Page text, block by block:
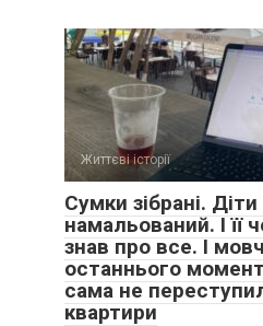
Життєві історії
Сумки зібрані.
намальований. І її
знав про все. І
останнього
сама не
квартири